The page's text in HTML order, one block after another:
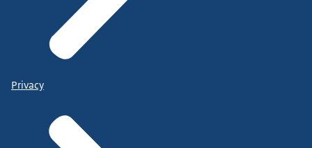
Privacy